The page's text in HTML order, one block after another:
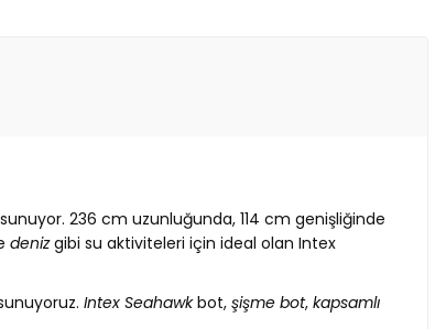
236 cm uzunluğunda, 114 cm genişliğinde
denizgibi su aktiviteleri için ideal olan Intex
Intex Seahawkbot, şişme bot, kapsamlı